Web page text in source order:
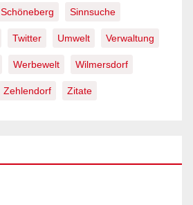
Schöneberg Sinnsuche
Twitter Umwelt Verwaltung
Werbewelt Wilmersdorf
Zehlendorf Zitate